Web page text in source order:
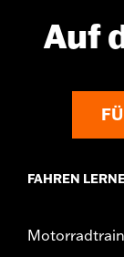
werden.
Deinen
Auf
FAHREN